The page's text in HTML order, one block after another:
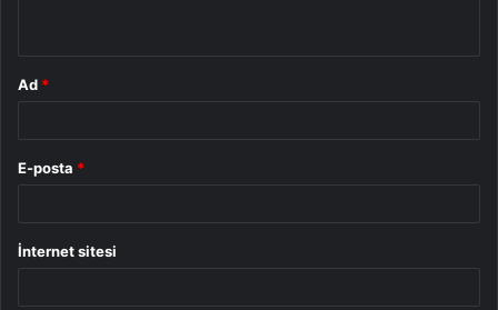
Ad *
E-posta *
İnternet sitesi